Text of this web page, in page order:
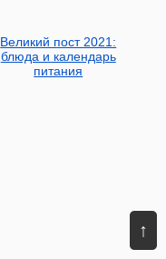
↑
Великий пост 2021:
блюда и календарь
питания